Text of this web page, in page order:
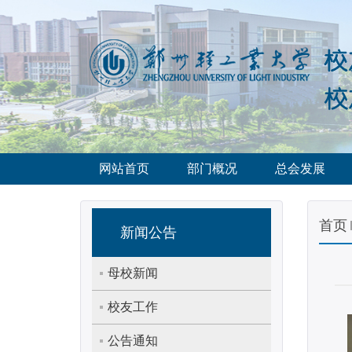
网站首页 部门概况 总会发展
首页
新闻公告
母校新闻
校友工作
公告通知